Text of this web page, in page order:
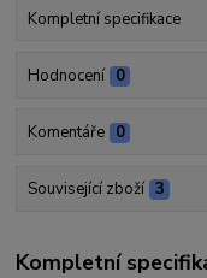
Kompletní specifikace
Hodnocení 0
Komentáře 0
Související zboží 3
Kompletní